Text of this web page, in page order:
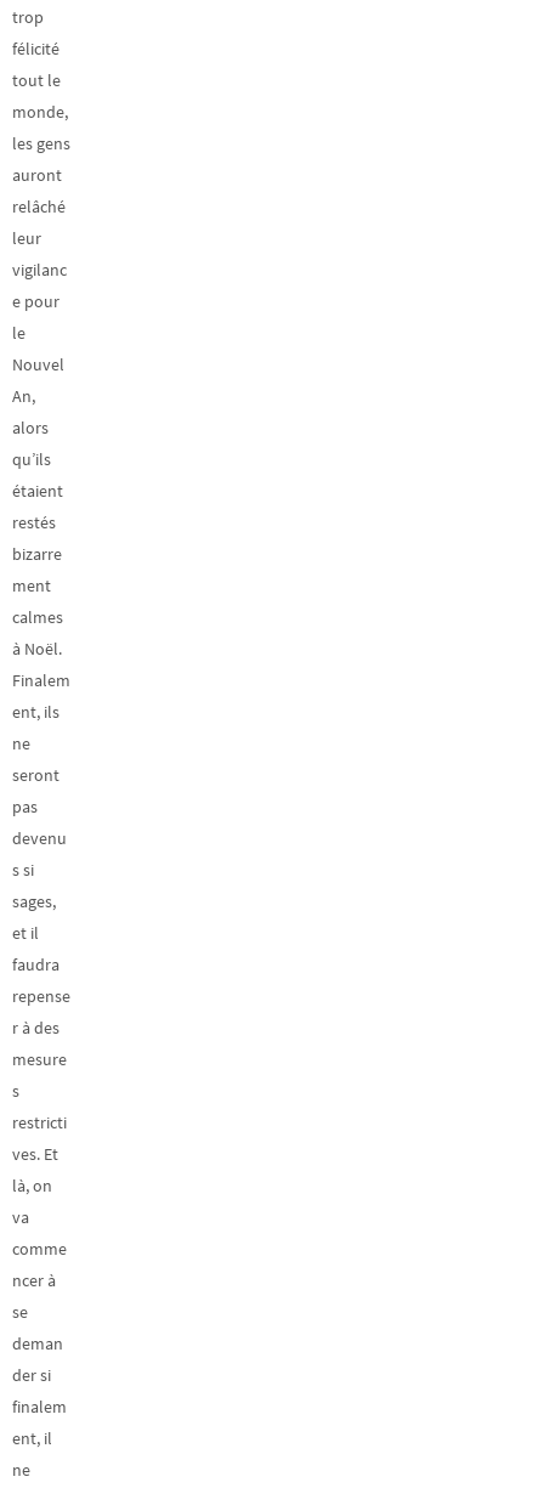
trop
félicité
tout le
monde,
les gens
auront
relâché
leur
vigilanc
e pour
le
Nouvel
An,
alors
qu’ils
étaient
restés
bizarre
ment
calmes
à Noël.
Finalem
ent, ils
ne
seront
pas
devenu
s si
sages,
et il
faudra
repense
r à des
mesure
s
restricti
ves. Et
là, on
va
comme
ncer à
se
deman
der si
finalem
ent, il
ne